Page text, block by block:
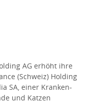
AG erhöht ihre
(Schweiz) Holding
SA, einer Kranken-
und Katzen